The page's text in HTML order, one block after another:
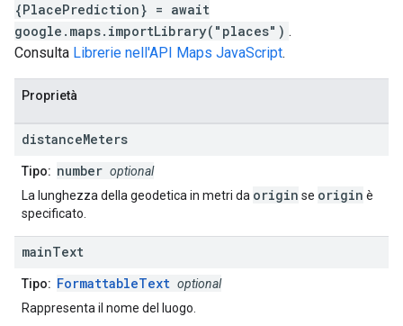
{PlacePrediction} = await
google.maps.importLibrary("places") .
Consulta Librerie nell'API Maps JavaScript.
Proprietà
distanceMeters
Tipo: number optional
La lunghezza della geodetica in metri da origin se origin è
specificato.
mainText
Tipo: FormattableText optional
Rappresenta il nome del luogo.